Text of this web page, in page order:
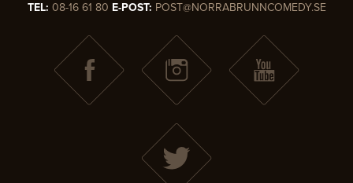
TEL: 08-16 61 80 E-POST: POST@NORRABRUNNCOMEDY.SE